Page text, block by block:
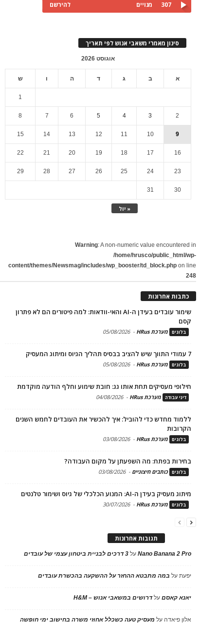
307 מנויים להירשם
סינון מאמרי משאבי אנוש לפי תאריך
אוגוסט 2026
א ב ג ד ה ו ש
« יול
1
2
3
4
5
6
7
8
9
10
11
12
13
14
15
16
17
18
19
20
21
22
23
24
25
26
27
28
29
30
31
Warning: A non-numeric value encountered in
/home/hrusco/public_html/wp-
content/themes/Newsmag/includes/wp_booster/td_block.php on line
248
כתבות אחרונות
שימור עובדים בעידן ה-AI והאי-וודאות: למה פיטורים הם לא פתרון
קסם
בלוגים מערכת HRus -
05/08/2026
7 עמודי התווך שיש להציב בבסיס תהליך הגיוס ומיתוג המעסיק
בלוגים מערכת HRus -
05/08/2026
חילופי מעסיקים תחת אותו גג: חובת שימוע וחלף הודעה מוקדמת
דיני עבודה מערכת HRus -
04/08/2026
ללמוד מחדש כדי להוביל: איך להכשיר את העובדים לחמש השנים
הקרובות
בלוגים מערכת HRus -
03/08/2026
בחירות בפתח: מה השפעתן על מקום העבודה?
בלוגים כותבים חיצוניים -
03/08/2026
מיתוג מעסיק בעידן ה-AI: המנוע הכלכלי של גיוס ושימור טלנטים
בלוגים מערכת HRus -
30/07/2026
תגובות אחרונות
Nano Banana 2 Proעל 3 דרכים לבניית ביטחון עצמי של עובדים
יפעתעל במה מתבטא ההחזר על ההשקעה בהכשרת עובדים
יאנא קאסםעלדרושים במשאבי אנוש – H&M
אלון פיאדה על מעסיק טעה כשכלל אחוזי משרה בחישוב ימי חופשה